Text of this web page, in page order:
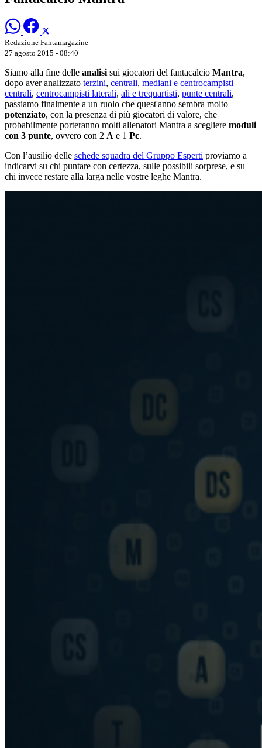
Redazione Fantamagazine
27 agosto 2015 - 08:40
Siamo alla fine delle analisi sui giocatori del fantacalcio Mantra,
dopo aver analizzato terzini, centrali, mediani e centrocampisti
centrali, centrocampisti laterali, ali e trequartisti, punte centrali,
passiamo finalmente a un ruolo che quest'anno sembra molto
potenziato, con la presenza di più giocatori di valore, che
probabilmente porteranno molti allenatori Mantra a scegliere moduli
con 3 punte, ovvero con 2 A e 1 Pc.
Con l’ausilio delle schede squadra del Gruppo Esperti proviamo a
indicarvi su chi puntare con certezza, sulle possibili sorprese, e su
chi invece restare alla larga nelle vostre leghe Mantra.